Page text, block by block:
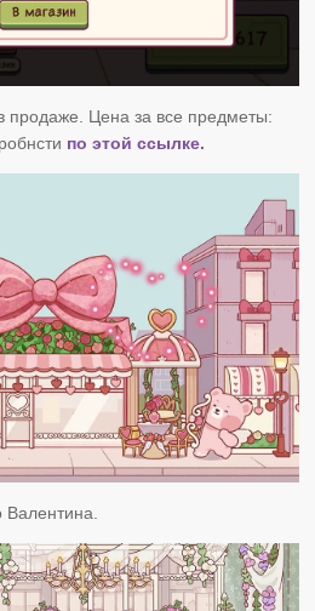
продаже. Цена за все предметы:
по этой ссылке.
Валентина.